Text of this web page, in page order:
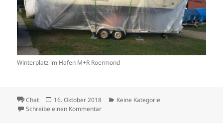
Winterplatz im Hafen M+R Roermond
Format
Chat
Veröffentlicht
am
16. Oktober 2018 Kategorien
Keine Kategorie
Schreibe einen Kommentarzu Das lange Warten auf Ostern 2019